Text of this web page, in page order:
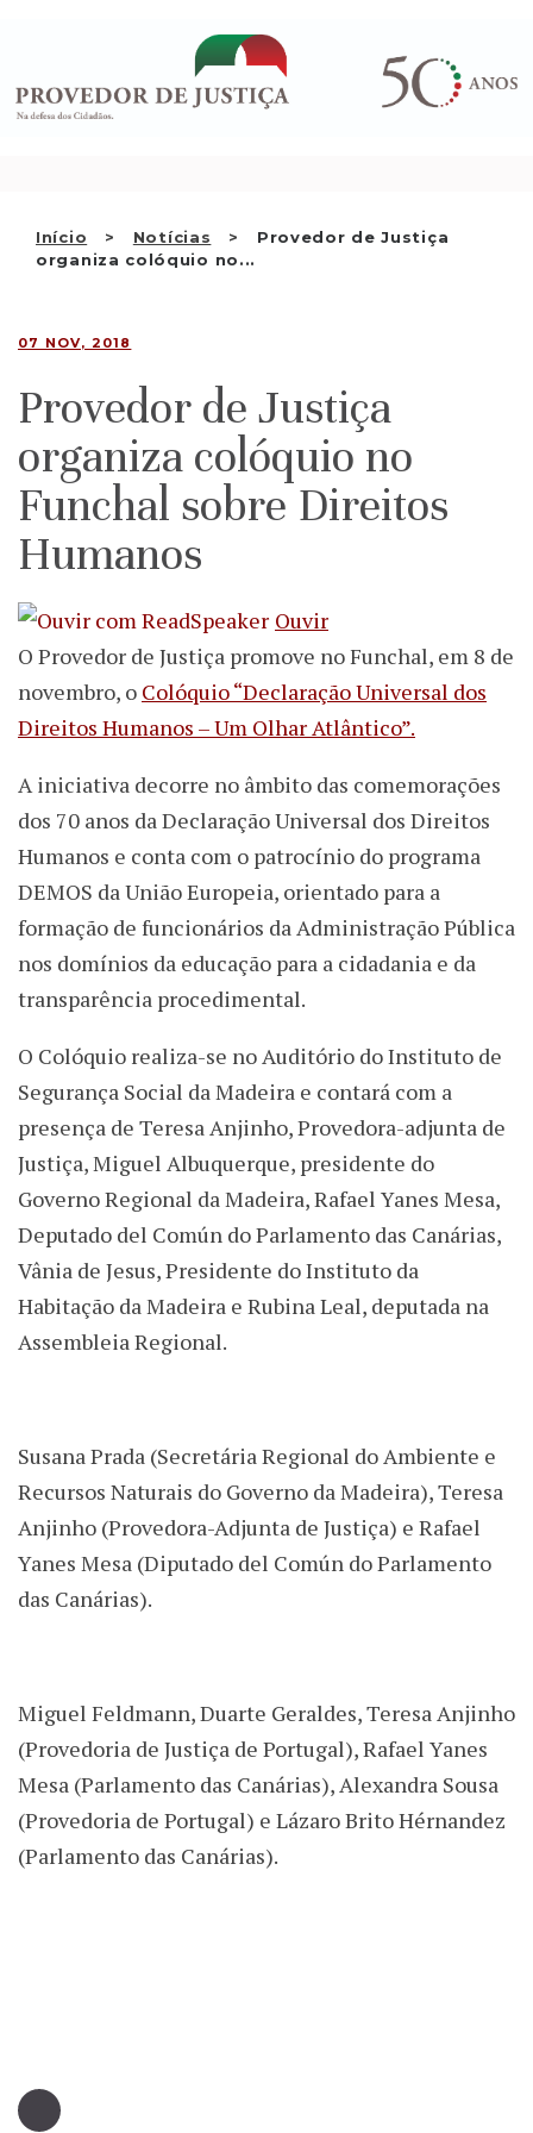
conteúdo
Início Notícias
Provedor de Justiça
organiza colóquio no...
QUEM SOMOS
ATIVIDADE
RELAÇÕES INTERNACIONAIS
PT
07 NOV, 2018
Provedor de Justiça
organiza colóquio no
Funchal sobre Direitos
Humanos
Ouvir
O Provedor de Justiça promove no Funchal, em 8 de
novembro, o Colóquio “Declaração Universal dos
Direitos Humanos – Um Olhar Atlântico”.
A iniciativa decorre no âmbito das comemorações
dos 70 anos da Declaração Universal dos Direitos
Humanos e conta com o patrocínio do programa
DEMOS da União Europeia, orientado para a
formação de funcionários da Administração Pública
nos domínios da educação para a cidadania e da
transparência procedimental.
O Colóquio realiza-se no Auditório do Instituto de
Segurança Social da Madeira e contará com a
presença de Teresa Anjinho, Provedora-adjunta de
Justiça, Miguel Albuquerque, presidente do
Governo Regional da Madeira, Rafael Yanes Mesa,
Deputado del Común do Parlamento das Canárias,
Vânia de Jesus, Presidente do Instituto da
Habitação da Madeira e Rubina Leal, deputada na
Assembleia Regional.
Susana Prada (Secretária Regional do Ambiente e
Recursos Naturais do Governo da Madeira), Teresa
Anjinho (Provedora-Adjunta de Justiça) e Rafael
Yanes Mesa (Diputado del Común do Parlamento
das Canárias).
Miguel Feldmann, Duarte Geraldes, Teresa Anjinho
(Provedoria de Justiça de Portugal), Rafael Yanes
Mesa (Parlamento das Canárias), Alexandra Sousa
(Provedoria de Portugal) e Lázaro Brito Hérnandez
(Parlamento das Canárias).